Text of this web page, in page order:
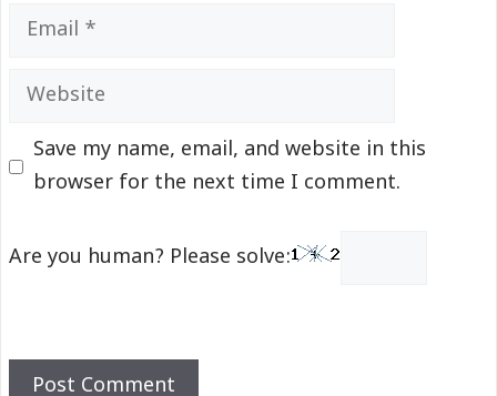
Email
Website
Save my name, email, and website in this
browser for the next time I comment.
Are you human? Please solve: